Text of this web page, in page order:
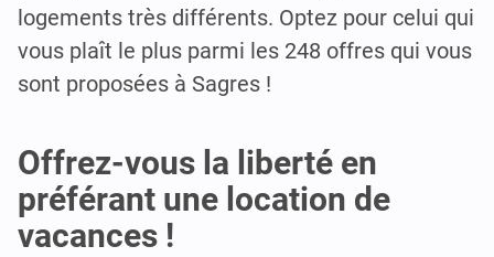
logements très différents. Optez pour celui qui
vous plaît le plus parmi les 248 offres qui vous
sont proposées à Sagres !
Offrez-vous la liberté en
préférant une location de
vacances !